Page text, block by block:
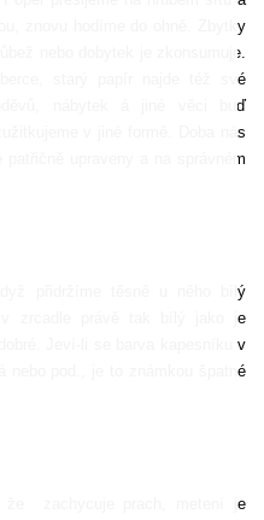
znovu hodíme do ohně. Zbytky
nebo dobytek je zkonsumuje.
starý papír najde též své
nábytek á jiné věci buď
v jiné formě. Doba nás
upraveny a na správném
přidržíme těsně u něho bílý
zrcadle právě tak bílý jako je
Jeví-li se barva kapesníku v
nebo pod., je to známkou špatné
zachycuje prach, metení je